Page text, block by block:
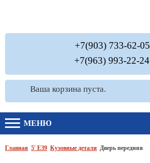
+7(903) 733-62-05
+7(963) 993-22-24
Ваша корзина пуста.
МЕНЮ
Главная 5′ E39 Кузовные детали Дверь передняя